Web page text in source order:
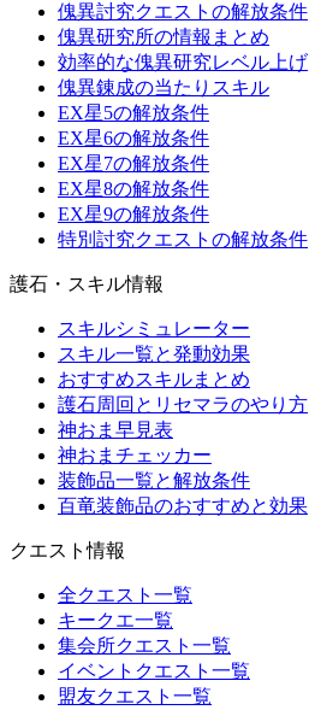
傀異討究クエストの解放条件
傀異研究所の情報まとめ
効率的な傀異研究レベル上げ
傀異錬成の当たりスキル
EX星5の解放条件
EX星6の解放条件
EX星7の解放条件
EX星8の解放条件
EX星9の解放条件
特別討究クエストの解放条件
護石・スキル情報
スキルシミュレーター
スキル一覧と発動効果
おすすめスキルまとめ
護石周回とリセマラのやり方
神おま早見表
神おまチェッカー
装飾品一覧と解放条件
百竜装飾品のおすすめと効果
クエスト情報
全クエスト一覧
キークエ一覧
集会所クエスト一覧
イベントクエスト一覧
盟友クエスト一覧